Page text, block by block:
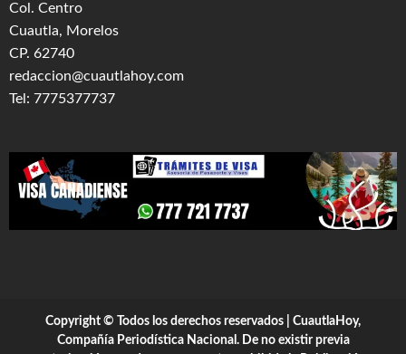
Col. Centro
Cuautla, Morelos
CP. 62740
redaccion@cuautlahoy.com
Tel: 7775377737
Copyright © Todos los derechos reservados | CuautlaHoy,
Compañía Periodística Nacional. De no existir previa